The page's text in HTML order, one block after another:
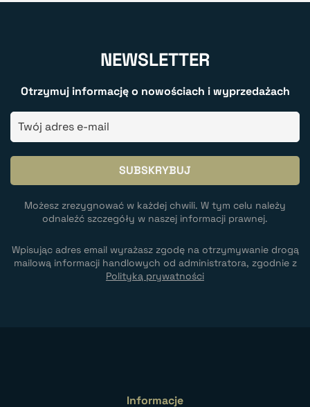
NEWSLETTER
Otrzymuj informację o nowościach i wyprzedażach
Możesz zrezygnować w każdej chwili. W tym celu należy
odnaleźć szczegóły w naszej informacji prawnej.
Wpisując adres email wyrażasz zgodę na otrzymywanie drogą
mailową informacji handlowych od administratora, zgodnie z
Polityką prywatności
Informacje